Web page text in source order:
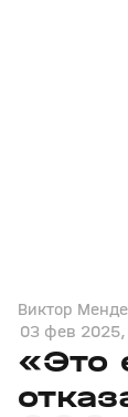
Виктор
03 фев
«Это